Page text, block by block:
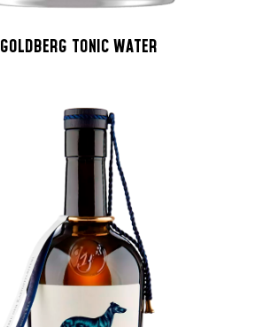
GOLDBERG TONIC WATER